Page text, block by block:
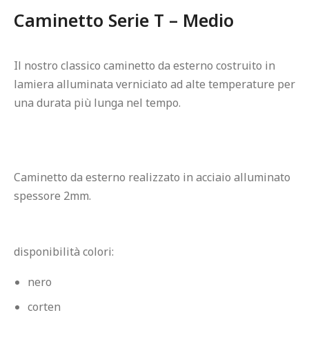
Caminetto Serie T – Medio
Il nostro classico caminetto da esterno costruito in
lamiera alluminata verniciato ad alte temperature per
una durata più lunga nel tempo.
Caminetto da esterno realizzato in acciaio alluminato
spessore 2mm.
nero
corten